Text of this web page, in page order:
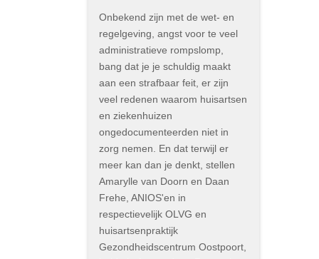
Onbekend zijn met de wet- en
regelgeving, angst voor te veel
administratieve rompslomp,
bang dat je je schuldig maakt
aan een strafbaar feit, er zijn
veel redenen waarom huisartsen
en ziekenhuizen
ongedocumenteerden niet in
zorg nemen. En dat terwijl er
meer kan dan je denkt, stellen
Amarylle van Doorn en Daan
Frehe, ANIOS'en in
respectievelijk OLVG en
huisartsenpraktijk
Gezondheidscentrum Oostpoort,